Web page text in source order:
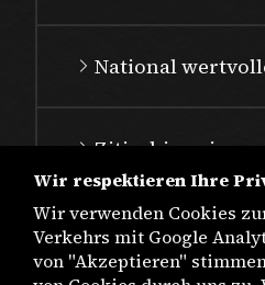
National
Zitierhinweis
Wir respektieren Ihre
Wir verwenden Cookies
Verkehrs mit Google
von "Akzeptieren"